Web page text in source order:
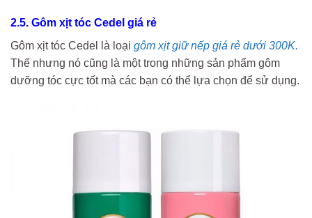
2.5. Gôm xịt tóc Cedel giá rẻ
Gôm xịt tóc Cedel là loại gôm xịt giữ nếp giá rẻ dưới 300K.
Thế nhưng nó cũng là một trong những sản phẩm gôm
dưỡng tóc cực tốt mà các bạn có thể lựa chọn để sử dụng.